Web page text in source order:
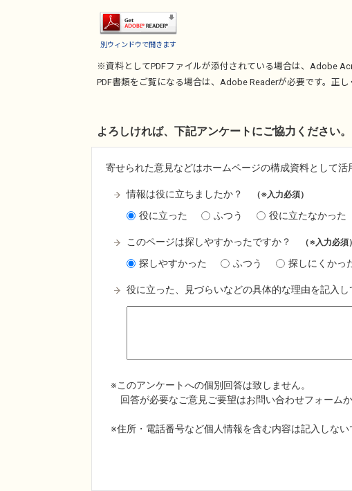
別ウィンドウで開きます
※資料としてPDFファイルが添付されている場合は、 Adobe
PDF書類をご覧になる場合は、 Adobe Readerが必要です。正し